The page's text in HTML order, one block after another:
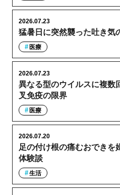
猛暑日に突然襲った吐き気
2026.07.23
医療
異なる型のウイルスに複数
叉免疫の限界
2026.07.23
医療
足の付け根の痛むおできを
体験談
2026.07.20
生活